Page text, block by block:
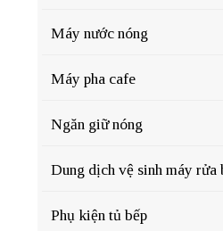
Máy nước nóng
Máy pha cafe
Ngăn giữ nóng
Dung dịch vệ sinh máy rửa
Phụ kiện tủ bếp